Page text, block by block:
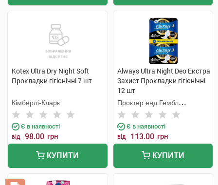
Kotex Ultra Dry Night Soft
Прокладки гігієнічні 7 шт
Кімберлі-Кларк
Є в наявності
від 98.00 грн
КУПИТИ
Always Ultra Night Deo Екстра
Захист Прокладки гігієнічні
12 шт
Проктер енд Гембл
Мануфекчурінг
Є в наявності
від 113.00 грн
КУПИТИ